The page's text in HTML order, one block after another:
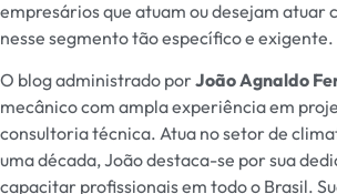
empresários que atuam ou desejam atuar
nesse segmento tão específico e exigente.
O blog administrado porJoão Agnaldo
mecânico com ampla experiência em
consultoria técnica. Atua no setor de
uma década, João destaca-se por sua
capacitar profissionais em todo o Brasil.